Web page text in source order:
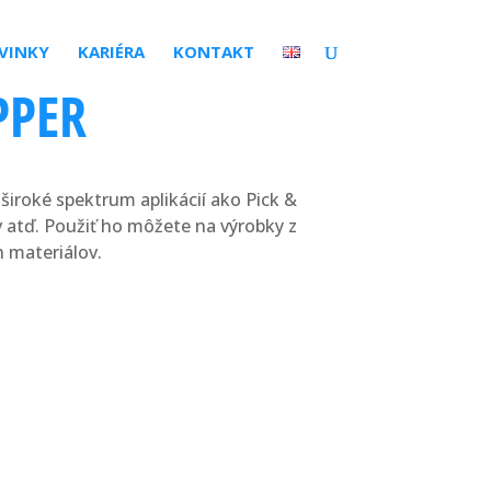
KARIÉRA KONTAKT
spektrum aplikácií ako Pick &
Použiť ho môžete na výrobky z
materiálov.